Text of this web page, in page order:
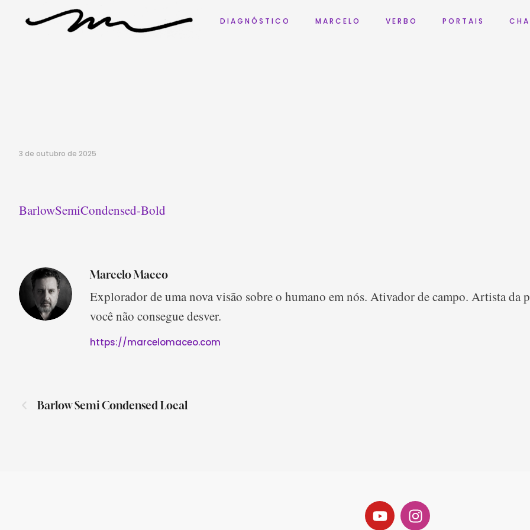
D I A G N Ó S T I C O M A R C E L O V E R B O P O R T A I S C H A
3 de outubro de 2025
BarlowSemiCondensed-Bold
Marcelo Maceo
Explorador de uma nova visão sobre o humano em nós. Ativador de campo. Artista
você não consegue desver.
https://marcelomaceo.com
Barlow Semi Condensed Local